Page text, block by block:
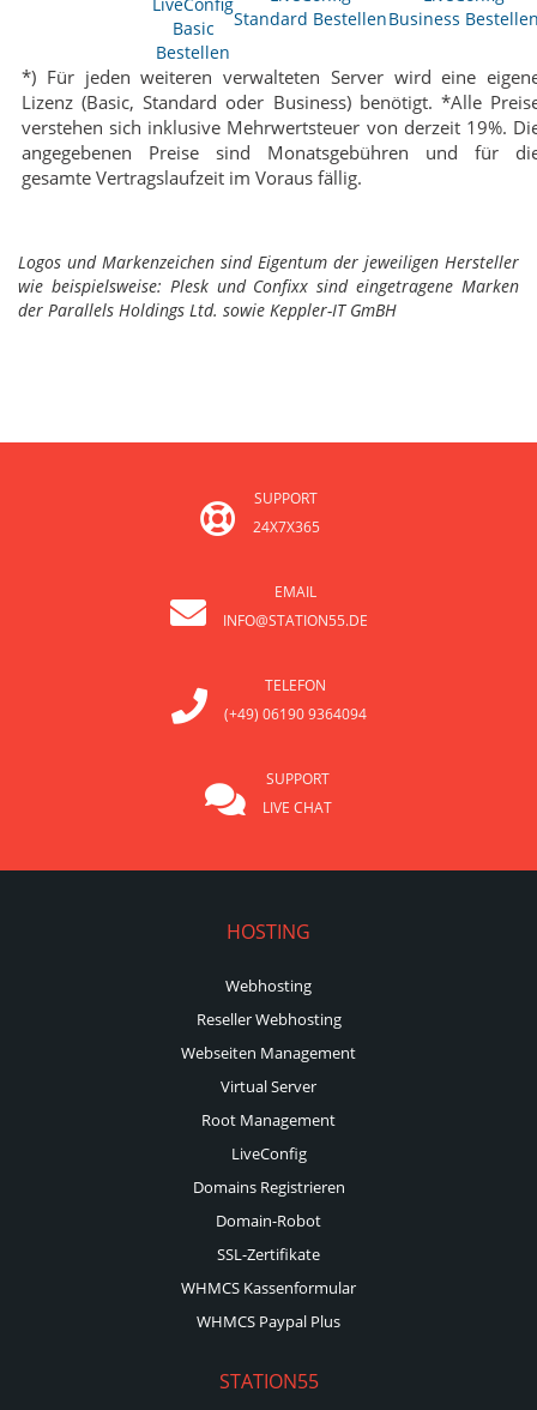
LiveConfig
Basic
Bestellen
Standard BestellenBusiness
*) Für jeden weiteren verwalteten Server wird eine
Lizenz (Basic, Standard oder Business) benötigt. *Alle
verstehen sich inklusive Mehrwertsteuer von derzeit 19%.
angegebenen Preise sind Monatsgebühren und für
gesamte Vertragslaufzeit im Voraus fällig.
Logos und Markenzeichen sind Eigentum der jeweiligen Hersteller
wie beispielsweise: Plesk und Confixx sind eingetragene Marken
der Parallels Holdings Ltd. sowie Keppler-IT GmBH
SUPPORT
24X7X365
EMAIL
INFO@STATION55.DE
TELEFON
(+49) 06190 9364094
SUPPORT
LIVE CHAT
HOSTING
Webhosting
Reseller Webhosting
Webseiten Management
Virtual Server
Root Management
LiveConfig
Domains Registrieren
Domain-Robot
SSL-Zertifikate
WHMCS Kassenformular
WHMCS Paypal Plus
STATION55